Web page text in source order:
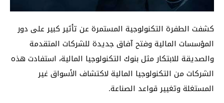
كشفت الطفرة التكنولوجية المستمرة عن تأثير كبير على دور
المؤسسات المالية وفتح آفاق جديدة للشركات المتقدمة
والصديقة للابتكار مثل بنوك التكنولوجيا المالية، استفادت هذه
الشركات من التكنولوجيا المالية لاكتشاف الأسواق غير
المستغلة وتغيير قواعد الصناعة.